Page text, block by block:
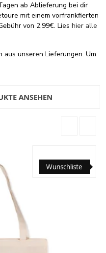
ab Ablieferung bei dir
mit einem vorfrankfierten
von 2,99€. Lies hier alle
aus unseren Lieferungen. Um
ANSEHEN
Wunschliste